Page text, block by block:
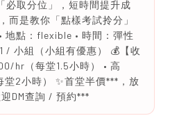
必取分位」，短時間提升成
而是教你「點樣考試拎分」
地點：flexible • 時間：彈性
/ 小組（小組有優惠） 💰【收
hr（每堂1.5小時） • 高
2小時） ✨首堂半價***，放
DM查詢 / 預約***